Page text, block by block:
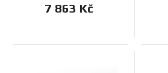
katalogy
7 863 Kč